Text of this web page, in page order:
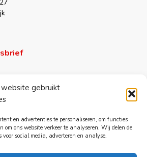
gebruikt
en advertenties te personaliseren, om functies
om ons website verkeer te analyseren. Wij delen de
social media, adverteren en analyse.